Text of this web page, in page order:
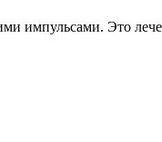
импульсами. Это